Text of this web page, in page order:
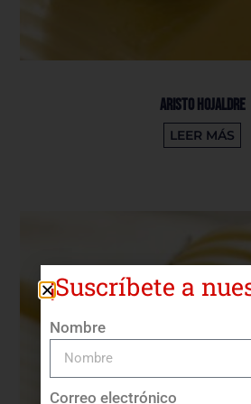
Aristo Hojaldre
LEER MÁS
¡Suscríbete a
Nombre
Correo electrónico